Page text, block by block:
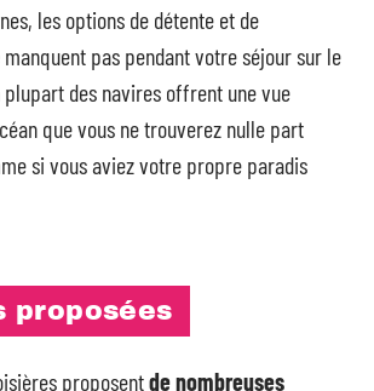
les options de détente et de
pas pendant votre séjour sur le
plupart des navires offrent une vue
que vous ne trouverez nulle part
si vous aviez votre propre paradis
proposées
proposentde nombreuses